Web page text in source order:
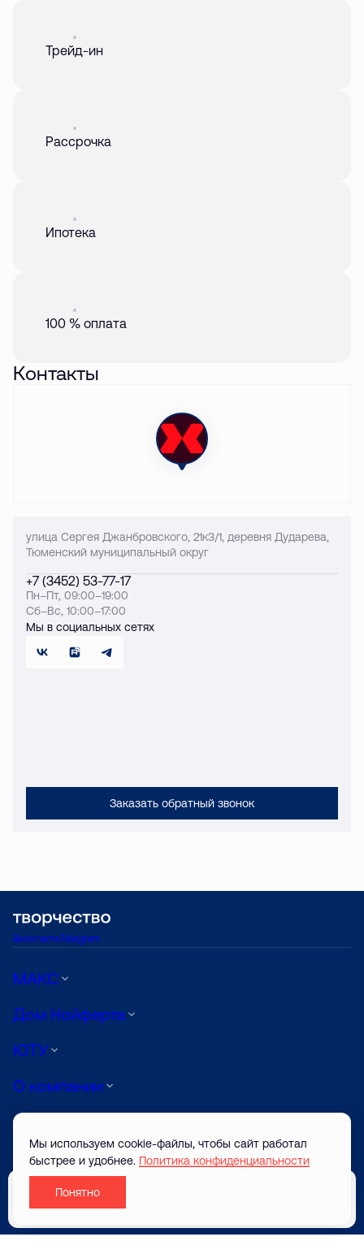
Трейд-ин
Рассрочка
Ипотека
100 % оплата
Контакты
улица Сергея Джанбровского, 21к3/1, деревня Дударева,
Тюменский муниципальный округ
+7 (3452) 53-77-17
Пн–Пт, 09:00–19:00
Сб–Вс, 10:00–17:00
Мы в социальных сетях
Заказать обратный звонок
ВконтактеTelegram
МАКС
Дом Нойферта
ЮТУ
О компании
Луиджи
АРТ
© ТВОРЧЕСТВО САЙТ ЗАСТРОЙЩИКА 2026
Разработано
Мы используем cookie-файлы, чтобы сайт работал
быстрее и удобнее. Политика конфиденциальности
Понятно